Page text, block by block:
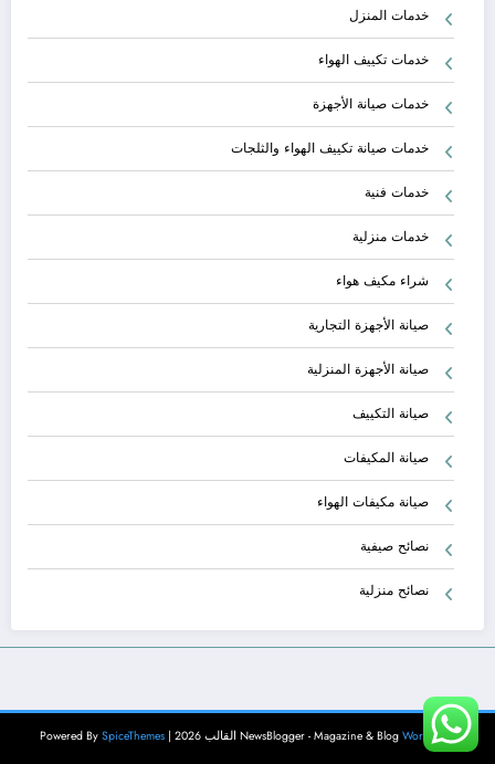
خدمات المنزل
خدمات تكييف الهواء
خدمات صيانة الأجهزة
خدمات صيانة تكييف الهواء والثلجات
خدمات فنية
خدمات منزلية
شراء مكيف هواء
صيانة الأجهزة التجارية
صيانة الأجهزة المنزلية
صيانة التكييف
صيانة المكيفات
صيانة مكيفات الهواء
نصائح صيفية
نصائح منزلية
NewsBlogger - Magazine & Blog WordPress القالب 2026 | Powered By SpiceThemes